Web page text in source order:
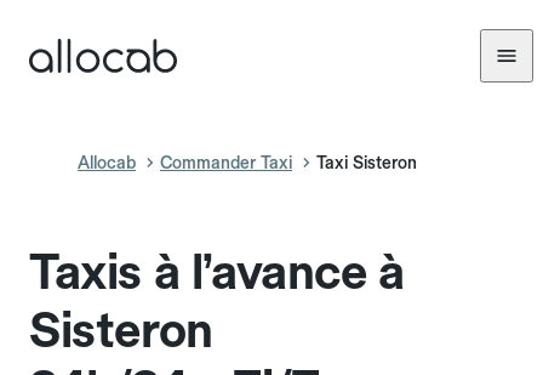
Allocab Commander Taxi Taxi Sisteron
Taxis à l’avance à
Sisteron